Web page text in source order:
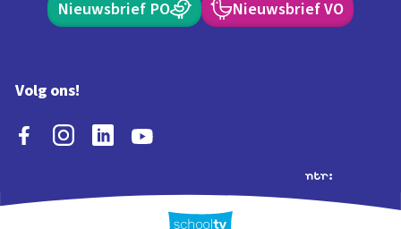
Nieuwsbrief PO Nieuwsbrief VO
Volg ons!